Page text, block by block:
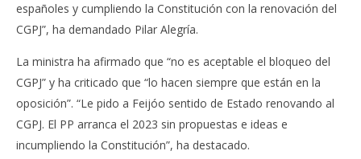
españoles y cumpliendo la Constitución con la renovación del
CGPJ”, ha demandado Pilar Alegría.
La ministra ha afirmado que “no es aceptable el bloqueo del
CGPJ” y ha criticado que “lo hacen siempre que están en la
oposición”. “Le pido a Feijóo sentido de Estado renovando al
CGPJ. El PP arranca el 2023 sin propuestas e ideas e
incumpliendo la Constitución”, ha destacado.